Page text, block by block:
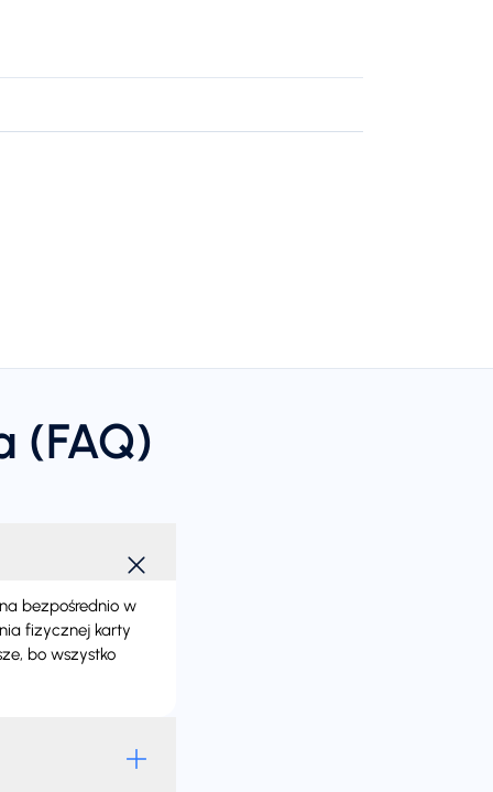
(FAQ)
bezpośrednio w
fizycznej karty
bo wszystko